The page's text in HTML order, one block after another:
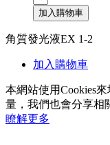
加入購物車
角質發光液EX 1-2
加入購物車
本網站使用Cookies
量，我們也會分享相
瞭解更多